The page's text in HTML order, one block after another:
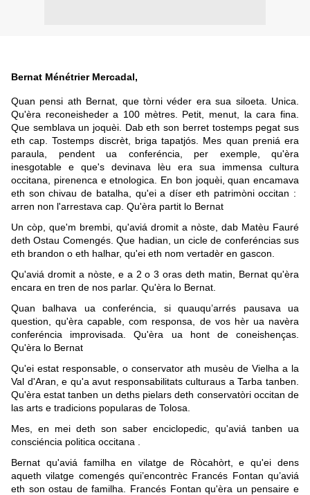
Bernat Ménétrier Mercadal,
Quan pensi ath Bernat, que tòrni véder era sua siloeta. Unica.
Qu'èra reconeisheder a 100 mètres. Petit, menut, la cara fina.
Que semblava un joquèi. Dab eth son berret tostemps pegat sus
eth cap. Tostemps discrèt, briga tapatjós. Mes quan preniá era
paraula, pendent ua conferéncia, per exemple, qu'èra
inesgotable e que's devinava lèu era sua immensa cultura
occitana, pirenenca e etnologica. En bon joquèi, quan encamava
eth son chivau de batalha, qu'ei a díser eth patrimòni occitan :
arren non l'arrestava cap. Qu'èra partit lo Bernat
Un còp, que'm brembi, qu'aviá dromit a nòste, dab Matèu Fauré
deth Ostau Comengés. Que hadian, un cicle de conferéncias sus
eth brandon o eth halhar, qu'ei eth nom vertadèr en gascon.
Qu'aviá dromit a nòste, e a 2 o 3 oras deth matin, Bernat qu'èra
encara en tren de nos parlar. Qu'èra lo Bernat.
Quan balhava ua conferéncia, si quauqu’arrés pausava ua
question, qu'èra capable, com responsa, de vos hèr ua navèra
conferéncia improvisada. Qu'èra ua hont de coneishenças.
Qu'èra lo Bernat
Qu'ei estat responsable, o conservator ath musèu de Vielha a la
Val d'Aran, e qu'a avut responsabilitats culturaus a Tarba tanben.
Qu'èra estat tanben un deths pielars deth conservatòri occitan de
las arts e tradicions popularas de Tolosa.
Mes, en mei deth son saber enciclopedic, qu'aviá tanben ua
consciéncia politica occitana .
Bernat qu'aviá familha en vilatge de Ròcahòrt, e qu'ei dens
aqueth vilatge comengés qui’encontrèc Francés Fontan qu’aviá
eth son ostau de familha. Francés Fontan qu'èra un pensaire e